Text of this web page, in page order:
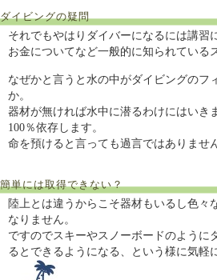
ダイビングの疑問
それでもやはりダイバーになるには講習
お金についてなど一般的に知られている
なぜかと言うと水の中がダイビングのフ
か。
器材が無ければ水中に潜るわけにはいき
100％依存します。
命を預けると言っても過言ではありませ
簡単には取得できない？
陸上とは違うからこそ器材もいるし色々
なりません。
ですのでスキーやスノーボードのように
るとできるようになる、という様に気軽